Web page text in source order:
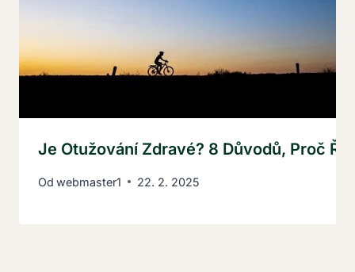
Je Otužování Zdravé? 8 Důvodů, Proč
Od webmaster1 22. 2. 2025